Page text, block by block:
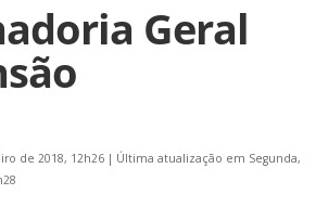
Geral
de 2018, 12h26 | Última atualização em Segunda,